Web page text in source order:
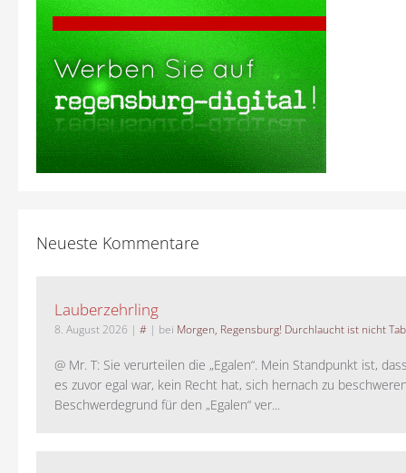
Neueste Kommentare
Lauberzehrling
8. August 2026 | # | bei Morgen, Regensburg! Durchlaucht ist nicht
@ Mr. T: Sie verurteilen die „Egalen“. Mein Standpunkt ist,
es zuvor egal war, kein Recht hat, sich hernach zu
Beschwerdegrund für den „Egalen“ ver...